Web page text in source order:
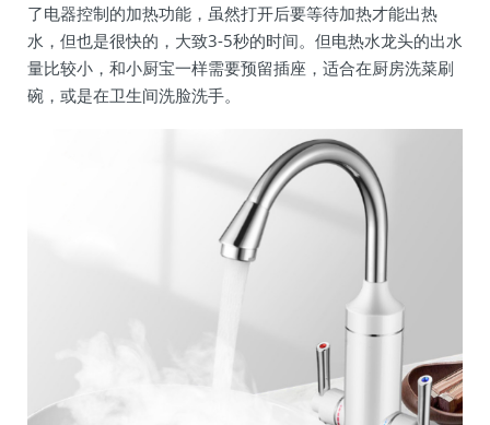
了电器控制的加热功能，虽然打开后要等待加热才能出热
水，但也是很快的，大致3-5秒的时间。但电热水龙头的出水
量比较小，和小厨宝一样需要预留插座，适合在厨房洗菜刷
碗，或是在卫生间洗脸洗手。